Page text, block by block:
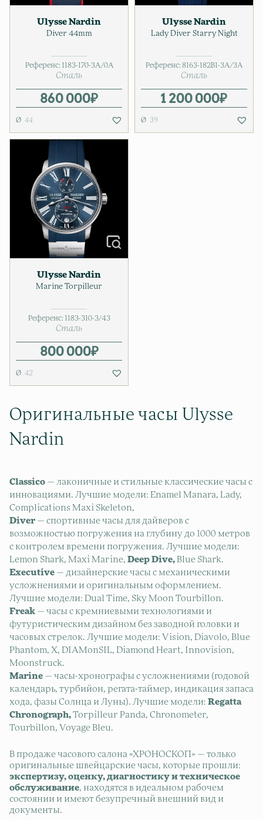
Ulysse Nardin
Diver 44mm
Референс: 1183-170-3A/0A
Сталь
860 000₽
44
Ulysse Nardin
Lady Diver Starry Night
Референс: 8163-182B1-3A/3A
Сталь
1 200 000₽
39
Ulysse Nardin
Marine Torpilleur
Референс: 1183-310-3/43
Сталь
800 000₽
42
Оригинальные часы Ulysse
Nardin
Classico — лаконичные и стильные классические часы с
инновациями. Лучшие модели: Enamel Manara, Lady,
Complications Maxi Skeleton,
Diver — спортивные часы для дайверов с
возможностью погружения на глубину до 1000 метров
с контролем времени погружения. Лучшие модели:
Lemon Shark, Maxi Marine, Deep Dive, Blue Shark.
Executive — дизайнерские часы с механическими
усложнениями и оригинальным оформлением.
Лучшие модели: Dual Time, Sky Moon Tourbillon.
Freak — часы с кремниевыми технологиями и
футуристическим дизайном без заводной головки и
часовых стрелок. Лучшие модели: Vision, Diavolo, Blue
Phantom, X, DIAMonSIL, Diamond Heart, Innovision,
Moonstruck.
Marine — часы-хронографы с усложнениями (годовой
календарь, турбийон, регата-таймер, индикация запаса
хода, фазы Солнца и Луны). Лучшие модели: Regatta
Chronograph, Torpilleur Panda, Chronometer,
Tourbillon, Voyage Bleu.
В продаже часового салона «ХРОНОСКОП» — только
оригинальные швейцарские часы, которые прошли:
экспертизу, оценку, диагностику и техническое
обслуживание, находятся в идеальном рабочем
состоянии и имеют безупречный внешний вид и
документы.